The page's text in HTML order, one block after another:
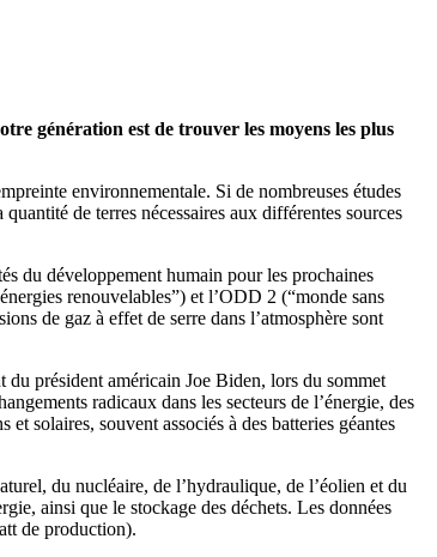
génération est de trouver les moyens les plus
environnementale. Si de nombreuses études
de terres nécessaires aux différentes sources
du développement humain pour les prochaines
renouvelables”) et l’ODD 2 (“monde sans
de gaz à effet de serre dans l’atmosphère sont
du président américain Joe Biden, lors du sommet
radicaux dans les secteurs de l’énergie, des
solaires, souvent associés à des batteries géantes
du nucléaire, de l’hydraulique, de l’éolien et du
ainsi que le stockage des déchets. Les données
de production).